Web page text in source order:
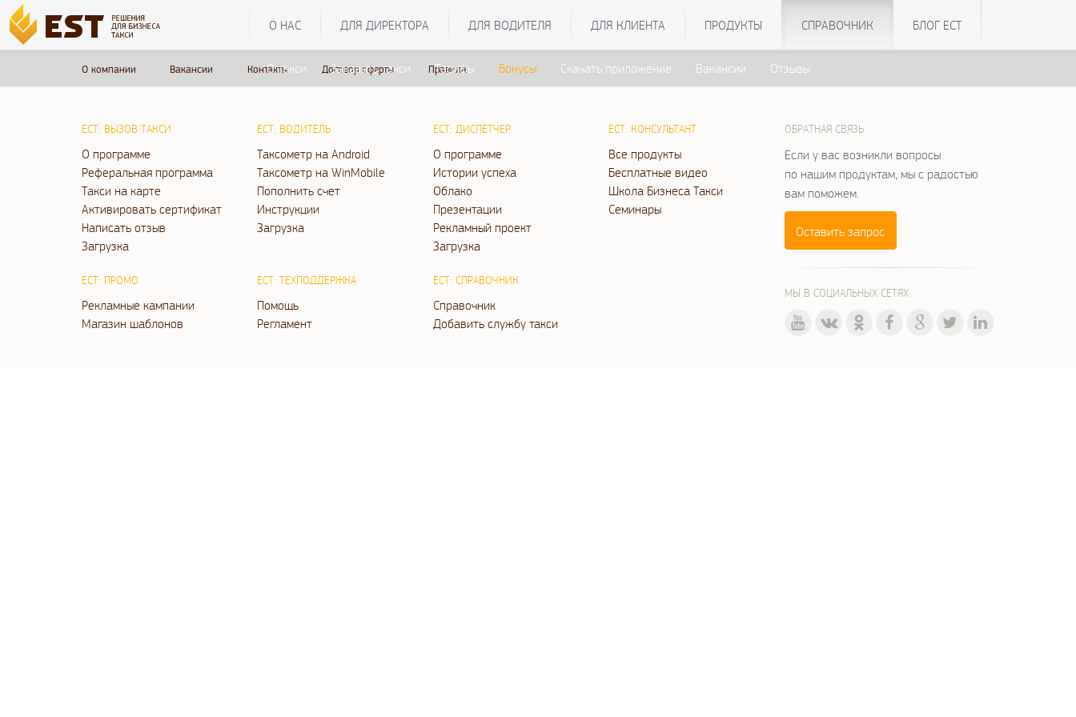
О НАС ДЛЯ ДИРЕКТОРА ДЛЯ ВОДИТЕЛЯ ДЛЯ КЛИЕНТА ПРОДУКТЫ СПРАВОЧНИК БЛОГ ЕСТ
О такси Заказать такси Тарифы Бонусы Скачать приложение Вакансии Отзывы
О компании Вакансии Контакты Договор оферты Правила
ЕСТ: ВЫЗОВ ТАКСИ
О программе
Реферальная программа
Такси на карте
Активировать сертификат
Написать отзыв
Загрузка
ЕСТ: ВОДИТЕЛЬ
Таксометр на Android
Таксометр на WinMobile
Пополнить счет
Инструкции
Загрузка
ЕСТ: ДИСПЕТЧЕР
О программе
Истории успеха
Облако
Презентации
Рекламный проект
Загрузка
ЕСТ: КОНСУЛЬТАНТ
Все продукты
Бесплатные видео
Школа Бизнеса Такси
Семинары
ЕСТ: ПРОМО
Рекламные кампании
Магазин шаблонов
ЕСТ: ТЕХПОДДЕРЖКА
Помощь
Регламент
ЕСТ: СПРАВОЧНИК
Справочник
Добавить службу такси
ОБРАТНАЯ СВЯЗЬ
Если у вас возникли вопросы
по нашим продуктам, мы с радостью
вам поможем.
Оставить запрос
МЫ В СОЦИАЛЬНЫХ СЕТЯХ